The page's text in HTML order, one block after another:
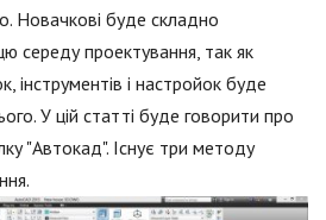
Новачкові буде складно
середу проектування, так як
інструментів і настройок буде
У цій статті буде говорити про
"Автокад". Існує три методу